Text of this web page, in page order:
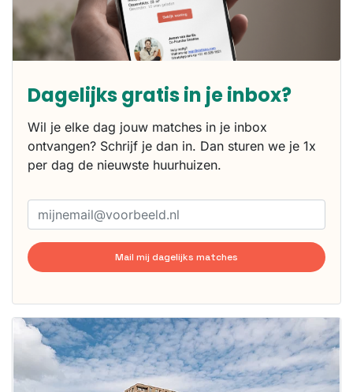
Dagelijks gratis in je inbox?
Wil je elke dag jouw matches in je inbox
ontvangen? Schrijf je dan in. Dan sturen we je 1x
per dag de nieuwste huurhuizen.
Mail mij dagelijks matches
Deze woning
is
waarschijnlijk